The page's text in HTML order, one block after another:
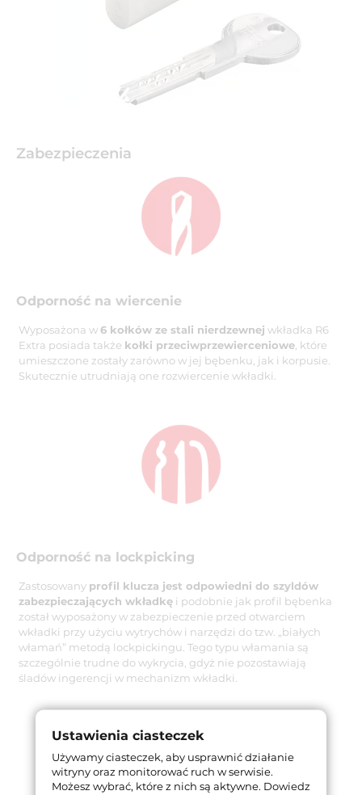
Zabezpieczenia
Odporność na wiercenie
Wyposażona w6 kołków ze stali nierdzewnej wkładka R6
Extra posiada także kołki przeciwprzewierceniowe , które
umieszczone zostały zarówno w jej bębenku, jak i korpusie.
Skutecznie utrudniają one rozwiercenie wkładki.
Odporność na lockpicking
Zastosowany profil klucza jest odpowiedni do szyldów
zabezpieczających wkładkę i podobnie jak profil bębenka
został wyposażony w zabezpieczenie przed otwarciem
wkładki przy użyciu wytrychów i narzędzi do tzw. „białych
włamań” metodą lockpickingu. Tego typu włamania są
szczególnie trudne do wykrycia, gdyż nie pozostawiają
śladów ingerencji w mechanizm wkładki.
Ustawienia ciasteczek
Używamy ciasteczek, aby usprawnić działanie
witryny oraz monitorować ruch w serwisie.
Możesz wybrać, które z nich są aktywne. Dowiedz